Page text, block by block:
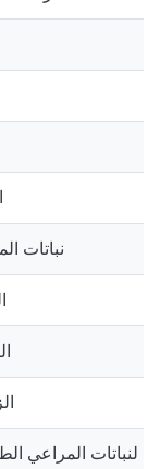
نباتات
لنباتات المراعي